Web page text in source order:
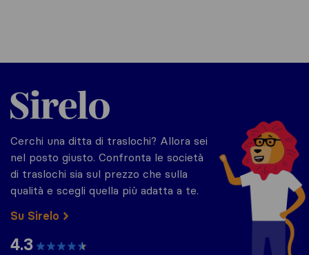
Sirelo.it
Cerchi una ditta di traslochi? Allora sei
nel posto giusto. Confronta le società
di traslochi sia sul prezzo che sulla
qualità e scegli quella più adatta a te.
Su Sirelo
4.3